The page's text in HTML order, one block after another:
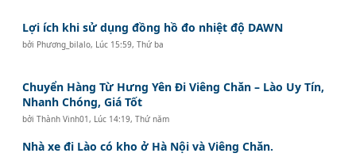
Lợi ích khi sử dụng đồng hồ đo nhiệt độ DAWN
bởi Phương_bilalo, Lúc 15:59, Thứ ba
Chuyển Hàng Từ Hưng Yên Đi Viêng Chăn – Lào Uy Tín,
Nhanh Chóng, Giá Tốt
bởiThành Vinh01, Lúc 14:19, Thứ năm
Nhà xe đi Lào có kho ở Hà Nội và Viêng Chăn.